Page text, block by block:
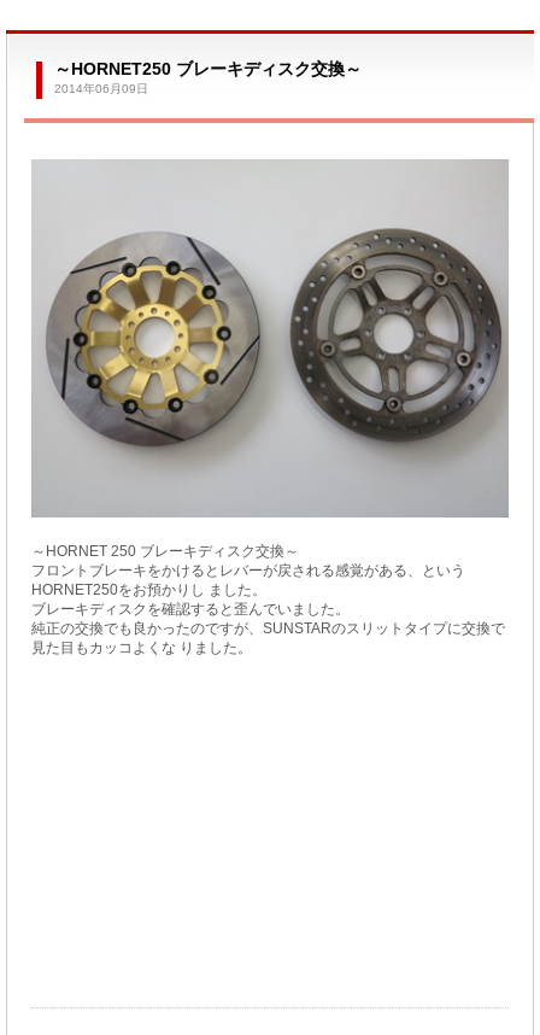
～HORNET250 ブレーキディスク交換～
2014年06月09日
～HORNET 250 ブレーキディスク交換～
フロントブレーキをかけるとレバーが戻される感覚がある、という
HORNET250をお預かりし ました。
ブレーキディスクを確認すると歪んでいました。
純正の交換でも良かったのですが、SUNSTARのスリットタイプに交換で
見た目もカッコよくな りました。